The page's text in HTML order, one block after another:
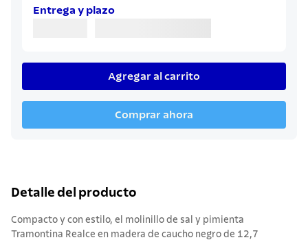
Entrega y plazo
Agregar al carrito
Comprar ahora
Detalle del producto
Compacto y con estilo, el molinillo de sal y pimienta
Tramontina Realce en madera de caucho negro de 12,7